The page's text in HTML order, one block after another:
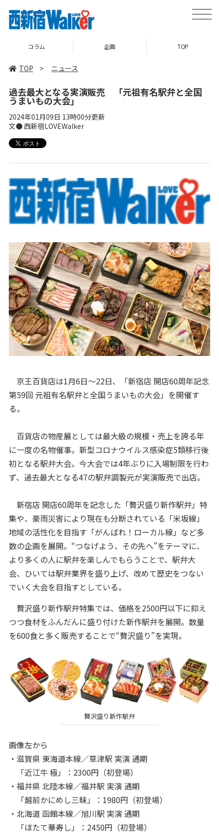
toggle
コラム 企画 TOP
TOP > ニュース
過去最大となる実演販売 「元祖有名駅弁と全国
うまいもの大会」
2024年01月09日 13時00分更新
文● 西新宿LOVEWalker
京王百貨店は1月6日～22日、「新宿店 開店60周年記念
第59回 元祖有名駅弁と全国うまいもの大会」を開催す
る。
百貨店の物産展としては最大級の規模・売上を誇る年
に一度の名物催事。新型コロナウイルス感染症5類移行後
初となる駅弁大会。今大会では4年ぶりに入場制限を行わ
ず、過去最大となる47の駅弁調製元が実演販売で出店。
新宿店 開店60周年を記念した「贅沢盛り新作駅弁」特
集や、豪雨災害により現在も分断されている「米坂線」
地域の活性化を目指す「がんばれ！ローカル線」など多
数の企画を展開。“つなげよう、その先へ”をテーマに、
より多くの人に駅弁を楽しんでもらうことで、駅弁大
会、ひいては駅弁業界を盛り上げ、改めて歴史をつない
でいく大会を目指すとしている。
贅沢盛り新作駅弁特集では、価格を2500円以下に抑え
つつ食材をふんだんに盛り付けた新作駅弁を展開。数量
を600食と多く販売することで“贅沢盛り”を実現。
贅沢盛り新作駅弁
画像左から
・滋賀県 東海道本線／草津駅 実演 通期
「近江牛 極」：2300円（初登場）
・福井県 北陸本線／福井駅 実演 通期
「越前かにめし三昧」：1980円（初登場）
・北海道 函館本線／旭川駅 実演 通期
「ほたて華寿し」：2450円（初登場）